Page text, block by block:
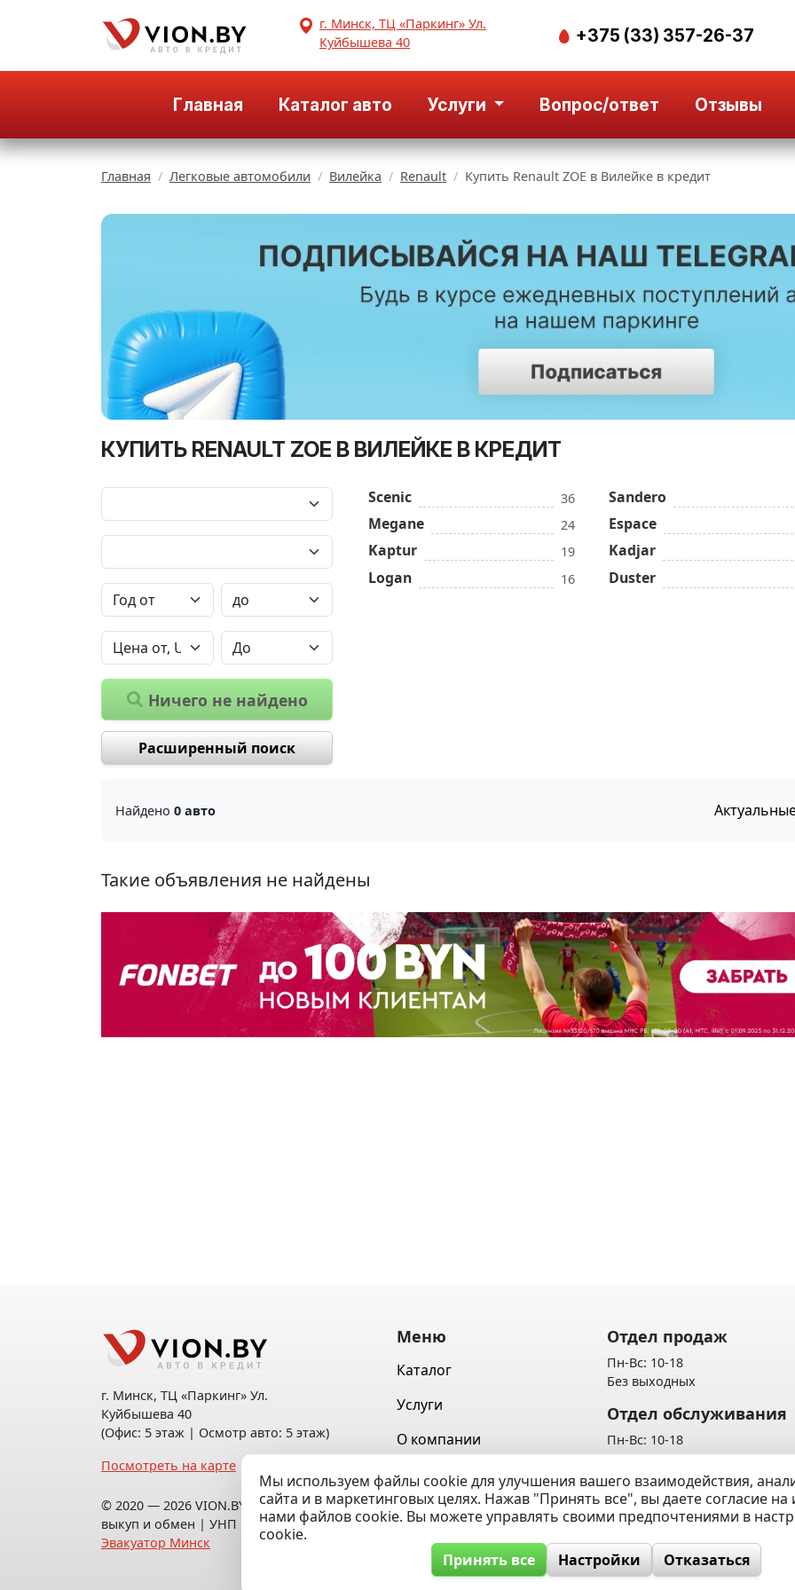
г. Минск, ТЦ «Паркинг» Ул.
Куйбышева 40
+375 (33) 357-26-37
Главная Каталог авто Услуги Вопрос/ответ Отзывы
Главная Легковые автомобили Вилейка Renault Купить Renault ZOE в Вилейке в кредит
КУПИТЬ RENAULT ZOE В ВИЛЕЙКЕ В КРЕДИТ
Ничего не найдено
Расширенный поиск
Scenic 36
Megane 24
Kaptur 19
Logan 16
Sandero
Espace
Kadjar
Duster
Найдено 0 авто
Такие объявления не найдены
г. Минск, ТЦ «Паркинг» Ул.
Куйбышева 40
(Офис: 5 этаж | Осмотр авто: 5 этаж)
Посмотреть на карте
© 2020 — 2026 VION.BY — Продажа,
выкуп и обмен | УНП 192961100 |
Эвакуатор Минск
Меню
Каталог
Услуги
О компании
Контакты
Вопрос / Ответ
Отдел продаж
Пн-Вс: 10-18
Без выходных
Отдел обслуживания
Пн-Вс: 10-18
Без выходных
Политика обработки
данных
Мы используем файлы cookie для улучшения вашего взаимодействия,
сайта и в маркетинговых целях. Нажав "Принять все", вы даете согласие
нами файлов cookie. Вы можете управлять своими предпочтениями в
cookie.
Принять все
Настройки Отказаться